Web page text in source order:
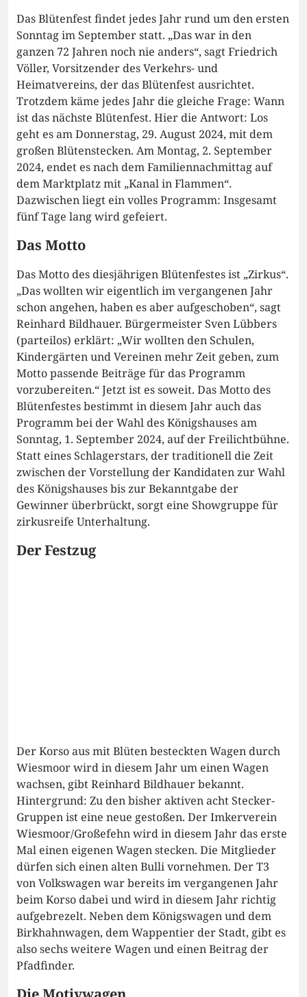
Das Blütenfest findet jedes Jahr rund um den ersten
Sonntag im September statt. „Das war in den
ganzen 72 Jahren noch nie anders“, sagt Friedrich
Völler, Vorsitzender des Verkehrs- und
Heimatvereins, der das Blütenfest ausrichtet.
Trotzdem käme jedes Jahr die gleiche Frage: Wann
ist das nächste Blütenfest. Hier die Antwort: Los
geht es am Donnerstag, 29. August 2024, mit dem
großen Blütenstecken. Am Montag, 2. September
2024, endet es nach dem Familiennachmittag auf
dem Marktplatz mit „Kanal in Flammen“.
Dazwischen liegt ein volles Programm: Insgesamt
fünf Tage lang wird gefeiert.
Das Motto
Das Motto des diesjährigen Blütenfestes ist „Zirkus“.
„Das wollten wir eigentlich im vergangenen Jahr
schon angehen, haben es aber aufgeschoben“, sagt
Reinhard Bildhauer. Bürgermeister Sven Lübbers
(parteilos) erklärt: „Wir wollten den Schulen,
Kindergärten und Vereinen mehr Zeit geben, zum
Motto passende Beiträge für das Programm
vorzubereiten.“ Jetzt ist es soweit. Das Motto des
Blütenfestes bestimmt in diesem Jahr auch das
Programm bei der Wahl des Königshauses am
Sonntag, 1. September 2024, auf der Freilichtbühne.
Statt eines Schlagerstars, der traditionell die Zeit
zwischen der Vorstellung der Kandidaten zur Wahl
des Königshauses bis zur Bekanntgabe der
Gewinner überbrückt, sorgt eine Showgruppe für
zirkusreife Unterhaltung.
Der Festzug
Der Korso aus mit Blüten besteckten Wagen durch
Wiesmoor wird in diesem Jahr um einen Wagen
wachsen, gibt Reinhard Bildhauer bekannt.
Hintergrund: Zu den bisher aktiven acht Stecker-
Gruppen ist eine neue gestoßen. Der Imkerverein
Wiesmoor/Großefehn wird in diesem Jahr das erste
Mal einen eigenen Wagen stecken. Die Mitglieder
dürfen sich einen alten Bulli vornehmen. Der T3
von Volkswagen war bereits im vergangenen Jahr
beim Korso dabei und wird in diesem Jahr richtig
aufgebrezelt. Neben dem Königswagen und dem
Birkhahnwagen, dem Wappentier der Stadt, gibt es
also sechs weitere Wagen und einen Beitrag der
Pfadfinder.